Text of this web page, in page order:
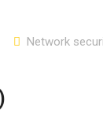
Network